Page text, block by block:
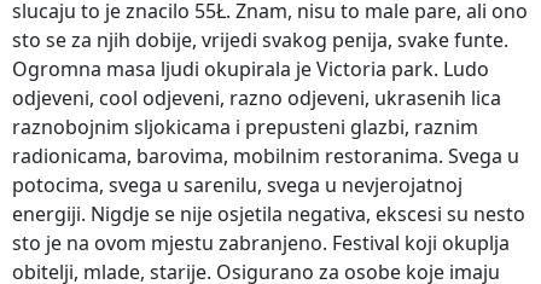
slucaju to je znacilo 55Ł. Znam, nisu to male pare, ali ono
sto se za njih dobije, vrijedi svakog penija, svake funte.
Ogromna masa ljudi okupirala je Victoria park. Ludo
odjeveni, cool odjeveni, razno odjeveni, ukrasenih lica
raznobojnim sljokicama i prepusteni glazbi, raznim
radionicama, barovima, mobilnim restoranima. Svega u
potocima, svega u sarenilu, svega u nevjerojatnoj
energiji. Nigdje se nije osjetila negativa, ekscesi su nesto
sto je na ovom mjestu zabranjeno. Festival koji okuplja
obitelji, mlade, starije. Osigurano za osobe koje imaju